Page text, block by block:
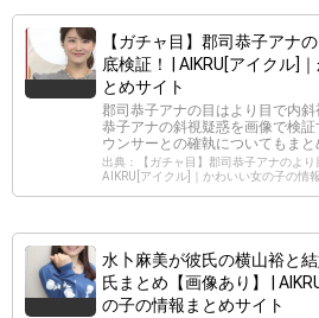
【ガチャ目】郡司恭子アナ
底検証！ | AIKRU[アイクル]
とめサイト
郡司恭子アナの目はより目で内
恭子アナの斜視疑惑を画像で検
ウンサーとの確執についてもまと
出典：【ガチャ目】郡司恭子アナのより
AIKRU[アイクル]｜かわいい女の子の情
水卜麻美が彼氏の横山裕と
氏まとめ【画像あり】 |
の子の情報まとめサイト